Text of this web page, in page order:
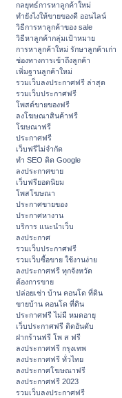
กลยุทธ์การหาลูกค้าใหม่
ทํายังไงให้ขายของดี ออนไลน์
วิธีการหาลูกค้าของ sale
วิธีหาลูกค้ากลุ่มเป้าหมาย
การหาลูกค้าใหม่ รักษาลูกค้าเก่า
ช่องทางการเข้าถึงลูกค้า
เพิ่มฐานลูกค้าใหม่
รวมเว็บลงประกาศฟรี ล่าสุด
รวมเว็บประกาศฟรี
โพสต์ขายของฟรี
ลงโฆษณาสินค้าฟรี
โฆษณาฟรี
ประกาศฟรี
เว็บฟรีไม่จำกัด
ทำ SEO ติด Google
ลงประกาศขาย
เว็บฟรียอดนิยม
โพสโฆษณา
ประกาศขายของ
ประกาศหางาน
บริการ แนะนำเว็บ
ลงประกาศ
รวมเว็บประกาศฟรี
รวมเว็บซื้อขาย ใช้งานง่าย
ลงประกาศฟรี ทุกจังหวัด
ต้องการขาย
ปล่อยเช่า บ้าน คอนโด ที่ดิน
ขายบ้าน คอนโด ที่ดิน
ประกาศฟรี ไม่มี หมดอายุ
เว็บประกาศฟรี ติดอันดับ
ฝากร้านฟรี โพ ส ฟรี
ลงประกาศฟรี กรุงเทพ
ลงประกาศฟรี ทั่วไทย
ลงประกาศโฆษณาฟรี
ลงประกาศฟรี 2023
รวมเว็บลงประกาศฟรี